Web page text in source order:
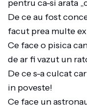
pentru ca-si arata
De ce au fost
facut prea multe
Ce face o pisica
de ar fi vazut un
De ce s-a culcat
in poveste!
Ce face un